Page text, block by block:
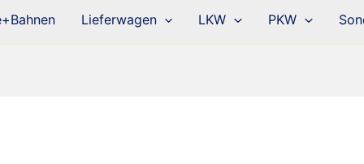
Lieferwagen LKW PKW